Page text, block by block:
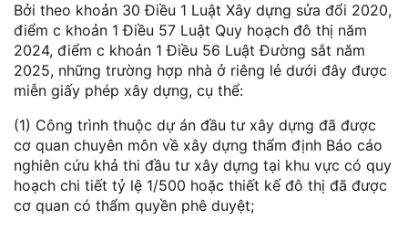
Bởi theo khoản 30 Điều 1 Luật Xây dựng sửa đổi 2020,
điểm c khoản 1 Điều 57 Luật Quy hoạch đô thị năm
2024, điểm c khoản 1 Điều 56 Luật Đường sắt năm
2025, những trường hợp nhà ở riêng lẻ dưới đây được
miễn giấy phép xây dựng, cụ thể:
(1) Công trình thuộc dự án đầu tư xây dựng đã được
cơ quan chuyên môn về xây dựng thẩm định Báo cáo
nghiên cứu khả thi đầu tư xây dựng tại khu vực có quy
hoạch chi tiết tỷ lệ 1/500 hoặc thiết kế đô thị đã được
cơ quan có thẩm quyền phê duyệt;